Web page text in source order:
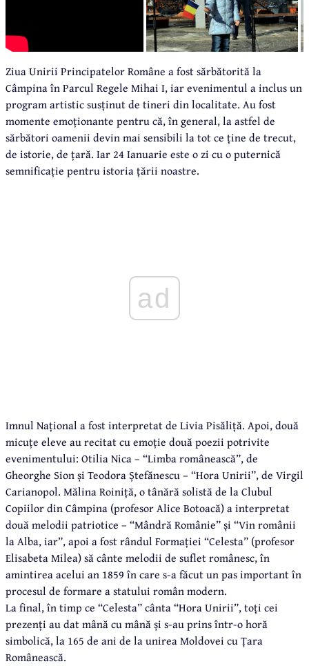
Ziua Unirii Principatelor Române a fost sărbătorită la
Câmpina în Parcul Regele Mihai I, iar evenimentul a inclus un
program artistic susținut de tineri din localitate. Au fost
momente emoționante pentru că, în general, la astfel de
sărbători oamenii devin mai sensibili la tot ce ține de trecut,
de istorie, de țară. Iar 24 Ianuarie este o zi cu o puternică
semnificație pentru istoria țării noastre.
ad
Imnul Național a fost interpretat de Livia Pisăliță. Apoi, două
micuțe eleve au recitat cu emoție două poezii potrivite
evenimentului: Otilia Nica – “Limba românească”, de
Gheorghe Sion și Teodora Ștefănescu – “Hora Unirii”, de Virgil
Carianopol. Mălina Roiniță, o tânără solistă de la Clubul
Copiilor din Câmpina (profesor Alice Botoacă) a interpretat
două melodii patriotice – “Mândră Românie” și “Vin românii
la Alba, iar”, apoi a fost rândul Formației “Celesta” (profesor
Elisabeta Milea) să cânte melodii de suflet românesc, în
amintirea acelui an 1859 în care s-a făcut un pas important în
procesul de formare a statului român modern.
La final, în timp ce “Celesta” cânta “Hora Unirii”, toți cei
prezenți au dat mână cu mână și s-au prins într-o horă
simbolică, la 165 de ani de la unirea Moldovei cu Țara
Românească.